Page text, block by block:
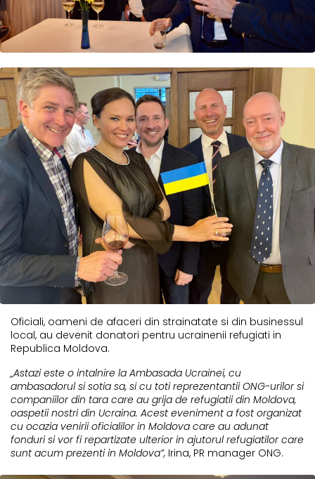
Oficiali, oameni de afaceri din strainatate si din businessul
local, au devenit donatori pentru ucrainenii refugiati in
Republica Moldova.
„Astazi este o intalnire la Ambasada Ucrainei, cu
ambasadorul si sotia sa, si cu toti reprezentantii ONG-urilor si
companiilor din tara care au grija de refugiatii din Moldova,
oaspetii nostri din Ucraina. Acest eveniment a fost organizat
cu ocazia venirii oficialilor in Moldova care au adunat
fonduri si vor fi repartizate ulterior in ajutorul refugiatilor care
sunt acum prezenti in Moldova”, Irina, PR manager ONG.